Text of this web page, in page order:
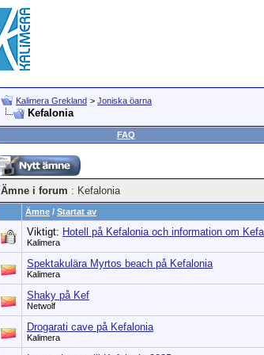
Kalimera Grekland > Joniska öarna
Kefalonia
FAQ
Ämne i forum : Kefalonia
Ämne / Startat av
Viktigt: Hotell på Kefalonia och information om
Kalimera
Spektakulära Myrtos beach på Kefalonia
Kalimera
Shaky på Kef
Netwolf
Drogarati cave på Kefalonia
Kalimera